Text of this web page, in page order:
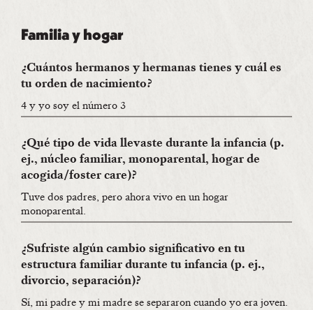
Familia y hogar
¿Cuántos hermanos y hermanas tienes y cuál es
tu orden de nacimiento?
4 y yo soy el número 3
¿Qué tipo de vida llevaste durante la infancia (p.
ej., núcleo familiar, monoparental, hogar de
acogida/foster care)?
Tuve dos padres, pero ahora vivo en un hogar
monoparental.
¿Sufriste algún cambio significativo en tu
estructura familiar durante tu infancia (p. ej.,
divorcio, separación)?
Sí, mi padre y mi madre se separaron cuando yo era joven.